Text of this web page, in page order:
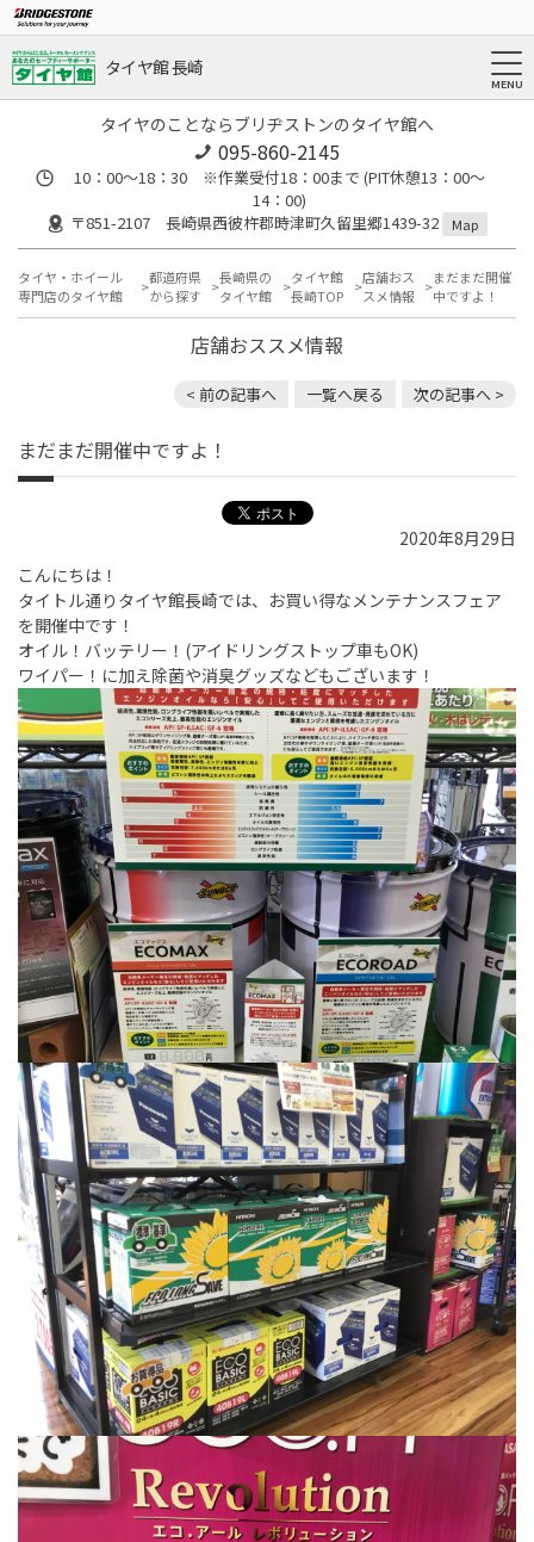
タイヤ館 長崎
タイヤのことならブリヂストンのタイヤ館へ
095-860-2145
10：00～18：30 ※作業受付18：00まで (PIT休憩13：00～
14：00)
〒851-2107 長崎県西彼杵郡時津町久留里郷1439-32
Map
タイヤ・ホイール
専門店のタイヤ館
都道府県
から探す
長崎県の
タイヤ館
タイヤ館
長崎TOP
店舗おス
スメ情報
まだまだ開催
中ですよ！
店舗おススメ情報
< 前の記事へ 一覧へ戻る 次の記事へ >
まだまだ開催中ですよ！
2020年8月29日
こんにちは！
タイトル通りタイヤ館長崎では、お買い得なメンテナンスフェア
を開催中です！
オイル！バッテリー！(アイドリングストップ車もOK)
ワイパー！に加え除菌や消臭グッズなどもございます！